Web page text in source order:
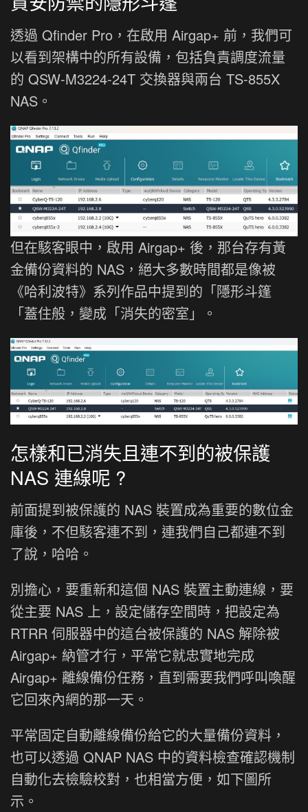
透過 Qfinder Pro，在啟用 Airgap+ 前，我們可
以看到架構中的所有設備，包括負責調度流量
的 QSW-M3224-24T 交換器與兩台 TS-855X
NAS。
但在駭客眼中，啟用 Airgap+ 後，那台存有黃
金備份資料的 NAS，絕大多數時間都是像被
《哈利波特》系列作品中提到的「隱形斗篷
「蓋住般，變成「消失的密室」。
怎樣和已消失且連不到的被保護
NAS 連線呢 ?
前面提到被保護的 NAS 裝置成為重要的數位金
庫後，不但駭客連不到，連我們自己都連不到
了說，哈哈。
別擔心，要重新和這個 NAS 裝置主動連線，要
從主要 NAS 上，設定儲存空間時，把設定為
RTRR 伺服器中的這台被保護的 NAS 解除被
Airgap+ 納管才行，平常它就忠實地完成
Airgap+ 離線備份任務，直到需要我們呼叫喚醒
它回來內網的那一天。
平常固定自動離線備份給它的大量備份資料，
也可以透過 QNAP NAS 中的資料檢查確認機制
自動化去檢驗校對，也相當方便，如下圖所
示。